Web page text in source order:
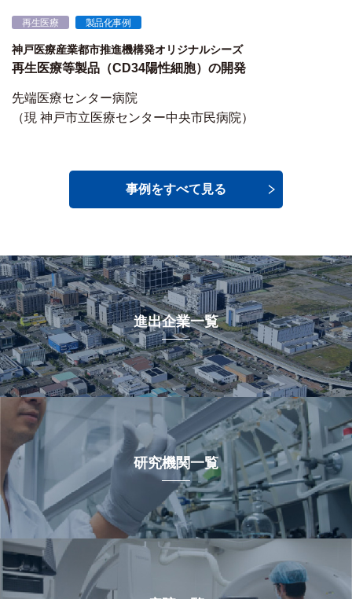
再生医療 製品化事例
神戸医療産業都市推進機構発オリジナルシーズ
再生医療等製品（CD34陽性細胞）の開発
先端医療センター病院
（現 神戸市立医療センター中央市民病院）
事例をすべて見る
進出企業一覧
研究機関一覧